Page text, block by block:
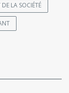
LA SOCIÉTÉ